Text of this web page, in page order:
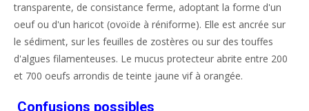
transparente, de consistance ferme, adoptant la forme d'un
oeuf ou d'un haricot (ovoïde à réniforme). Elle est ancrée sur
le sédiment, sur les feuilles de zostères ou sur des touffes
d'algues filamenteuses. Le mucus protecteur abrite entre 200
et 700 oeufs arrondis de teinte jaune vif à orangée.
Confusions possibles